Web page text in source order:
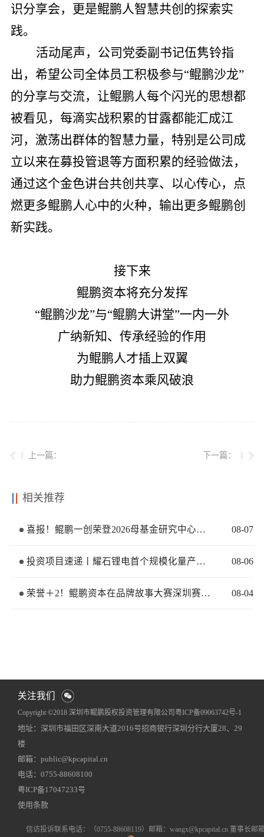
识分享会，更是鲲鹏人智慧共创的探索实
践。
活动尾声，公司党委副书记伍隽铃指
出，希望公司全体员工积极参与“鲲鹏沙龙”
的分享与交流，让鲲鹏人每个闪光的思想都
被看见，每滴实战积累的甘露都能汇成江
河，激荡出群体的智慧力量，特别是公司成
立以来在募投管退等方面积累的经验做法，
通过这个金色讲台共创共享、以心传心，点
燃更多鲲鹏人心中的火种，输出更多鲲鹏创
新实践。
接下来
鲲鹏资本将充分发挥
“鲲鹏沙龙”与“鲲鹏大讲堂”一内一外
广纳新知、传承经验的作用
为鲲鹏人才插上双翼
助力鲲鹏资本乘风破浪
上一篇： 下一篇：
相关推荐
喜报！鲲鹏一创荣登2026母基金研究中心两大榜单 08-07
投资项目速递丨耀石锂电首个规模化量产基地签约落地 08-06
荣誉＋2！鲲鹏资本在品牌故事大赛深圳赛区再获佳绩 08-04
关注我们
Copyright ©2018 深圳市鲲鹏股权投资管理有限公司 粤ICP备09063742号-1
网站地图犀牛云提供企业云服务
地址：深圳市福田区深南大道2016号招商银行深圳分行大厦28、29
楼
邮箱：public@kpcapital.cn
电话：0755-88608100
粤ICP备17047233号
使用条款
信访投诉联系电话：（0755-88608119） 邮箱：wangx@kpcapital.cn 董事长邮